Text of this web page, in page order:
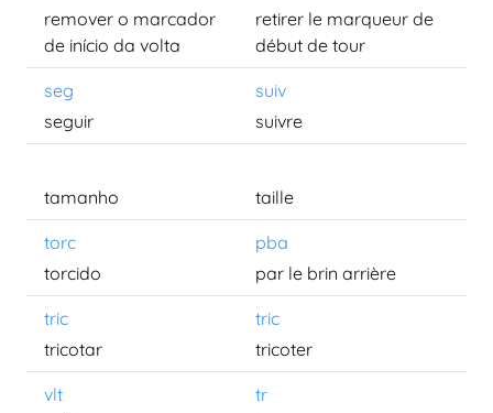
remover o marcador
de início da volta
retirer le marqueur de
début de tour
seg
suiv
seguir
suivre
tamanho taille
torc
pba
torcido
par le brin arrière
tric
tric
tricotar
tricoter
vlt
tr